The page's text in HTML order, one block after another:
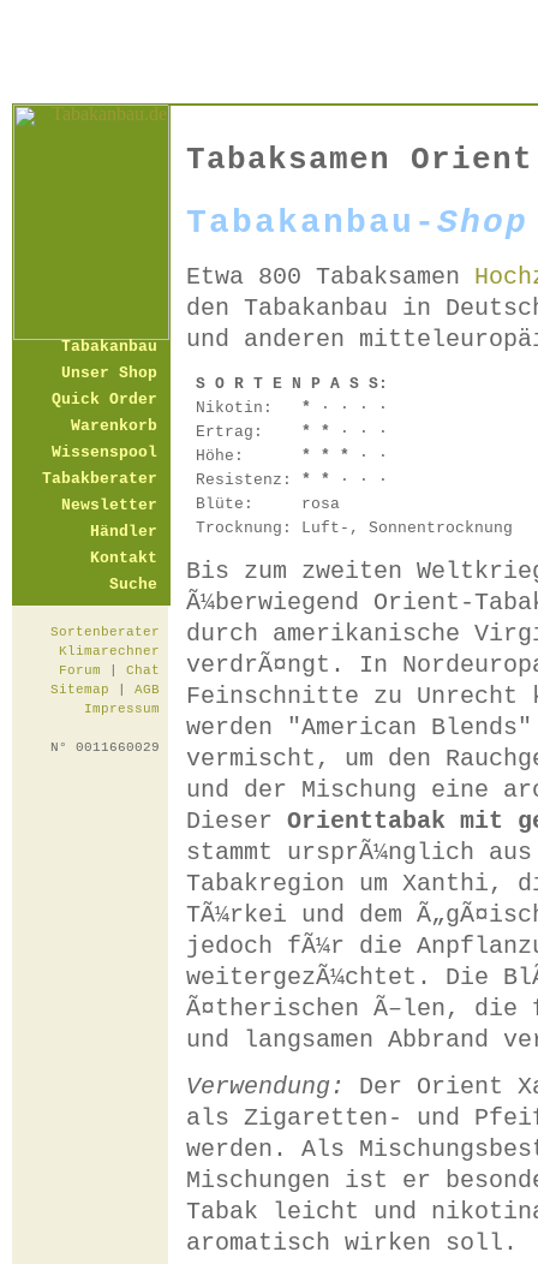
Tabakanbau
Unser Shop
Quick Order
Warenkorb
Wissenspool
Tabakberater
Newsletter
Händler
Kontakt
Suche
Sortenberater
Klimarechner
Forum
Chat
Sitemap
AGB
Impressum
N° 0011660029
Tabaksamen
Tabakanbau-Shop
Etwa 800 Tabaksamen
den Tabakanbau in
und anderen
S O R T E N P A S S:
Nikotin:
*
· · · ·
Ertrag:
* *
· · ·
Höhe:
* * *
· ·
Resistenz: * *
· · ·
Blüte:
rosa
Trocknung: Luft-, Sonnentrocknung
Bis zum zweiten
Ã¼berwiegend Orient-
durch amerikanische
verdrÃ¤ngt. In
Feinschnitte zu Unrecht
werden "American
vermischt, um den
und der Mischung eine
Dieser Orienttabak mit
stammt ursprÃ¼nglich
Tabakregion um Xanthi,
TÃ¼rkei und dem
jedoch fÃ¼r die
weitergezÃ¼chtet. Die
Ã¤therischen Ã–len, die
und langsamen Abbrand
Verwendung:
Der Orient
als Zigaretten- und
werden. Als
Mischungen ist er
Tabak leicht und
aromatisch wirken soll.